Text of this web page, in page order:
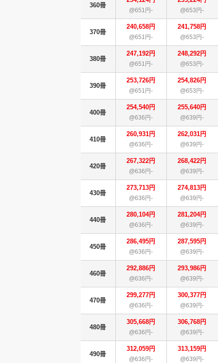
360冊
@651円- @653円-
370冊
240,658円
@651円-
241,758円
@653円-
380冊
247,192円
@651円-
248,292円
@653円-
390冊
253,726円
@651円-
254,826円
@653円-
400冊
254,540円
@636円-
255,640円
@639円-
410冊
260,931円
@636円-
262,031円
@639円-
420冊
267,322円
@636円-
268,422円
@639円-
430冊
273,713円
@636円-
274,813円
@639円-
440冊
280,104円
@636円-
281,204円
@639円-
450冊
286,495円
@636円-
287,595円
@639円-
460冊
292,886円
@636円-
293,986円
@639円-
470冊
299,277円
@636円-
300,377円
@639円-
480冊
305,668円
@636円-
306,768円
@639円-
490冊
312,059円
@636円-
313,159円
@639円-